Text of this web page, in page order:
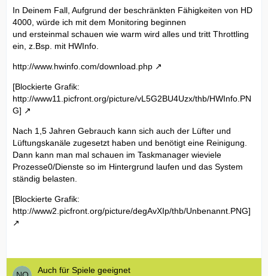
In Deinem Fall, Aufgrund der beschränkten Fähigkeiten von HD
4000, würde ich mit dem Monitoring beginnen
und ersteinmal schauen wie warm wird alles und tritt Throttling
ein, z.Bsp. mit HWInfo.
http://www.hwinfo.com/download.php
[Blockierte Grafik:
http://www11.picfront.org/picture/vL5G2BU4Uzx/thb/HWInfo.PN
G]
Nach 1,5 Jahren Gebrauch kann sich auch der Lüfter und
Lüftungskanäle zugesetzt haben und benötigt eine Reinigung.
Dann kann man mal schauen im Taskmanager wieviele
Prozesse0/Dienste so im Hintergrund laufen und das System
ständig belasten.
[Blockierte Grafik:
http://www2.picfront.org/picture/degAvXIp/thb/Unbenannt.PNG]
Auch für Spiele geeignet